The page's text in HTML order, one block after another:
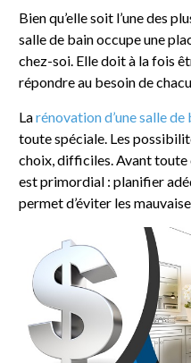
Bien qu’elle soit l’une des
salle de bain occupe une
chez-soi. Elle doit à la fois
répondre au besoin de
Larénovation d’une salle de
toute spéciale. Les
choix, difficiles. Avant toute
est primordial : planifier
permet d’éviter les